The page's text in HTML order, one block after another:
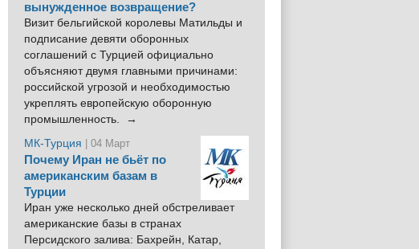
вынужденное возвращение?
Визит бельгийской королевы Матильды и
подписание девяти оборонных
соглашений с Турцией официально
объясняют двумя главными причинами:
российской угрозой и необходимостью
укреплять европейскую оборонную
промышленность. →
МК-Турция
| 04 Март
Почему Иран не бьёт по
американским базам в
Турции
Иран уже несколько дней обстреливает
американские базы в странах
Персидского залива: Бахрейн, Катар,